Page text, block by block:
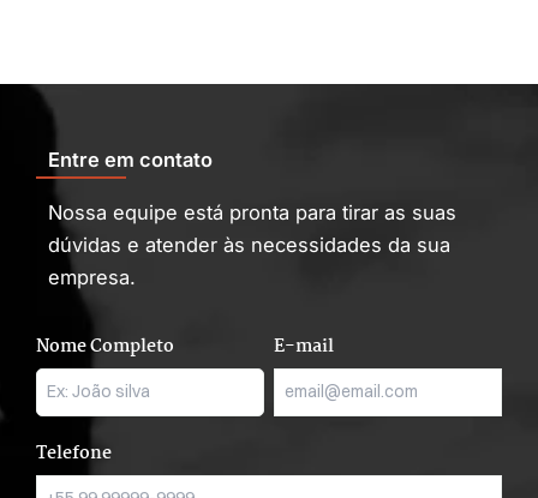
Entre em contato
Nossa equipe está pronta para tirar as suas
dúvidas e atender às necessidades da sua
empresa.
Nome Completo E-mail
Telefone